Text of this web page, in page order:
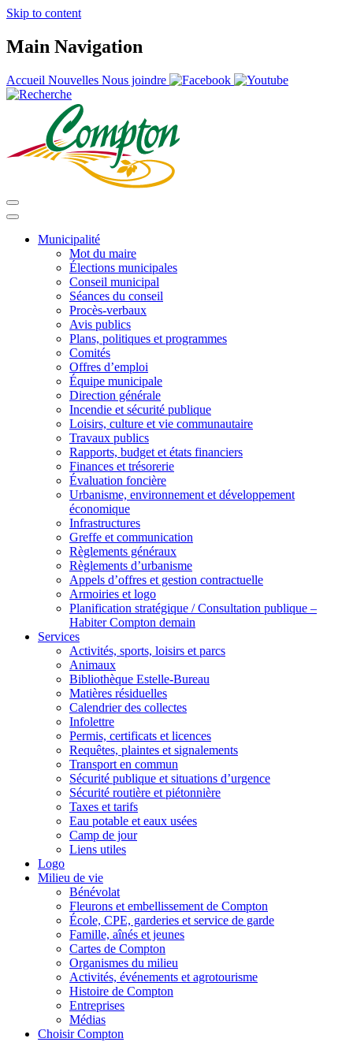
Skip to content
Main Navigation
Accueil Nouvelles Nous joindre
Municipalité
Mot du maire
Élections municipales
Conseil municipal
Séances du conseil
Procès-verbaux
Avis publics
Plans, politiques et programmes
Comités
Offres d’emploi
Équipe municipale
Direction générale
Incendie et sécurité publique
Loisirs, culture et vie communautaire
Travaux publics
Rapports, budget et états financiers
Finances et trésorerie
Évaluation foncière
Urbanisme, environnement et développement
économique
Infrastructures
Greffe et communication
Règlements généraux
Règlements d’urbanisme
Appels d’offres et gestion contractuelle
Armoiries et logo
Planification stratégique / Consultation publique –
Habiter Compton demain
Services
Activités, sports, loisirs et parcs
Animaux
Bibliothèque Estelle-Bureau
Matières résiduelles
Calendrier des collectes
Infolettre
Permis, certificats et licences
Requêtes, plaintes et signalements
Transport en commun
Sécurité publique et situations d’urgence
Sécurité routière et piétonnière
Taxes et tarifs
Eau potable et eaux usées
Camp de jour
Liens utiles
Logo
Milieu de vie
Bénévolat
Fleurons et embellissement de Compton
École, CPE, garderies et service de garde
Famille, aînés et jeunes
Cartes de Compton
Organismes du milieu
Activités, événements et agrotourisme
Histoire de Compton
Entreprises
Médias
Choisir Compton